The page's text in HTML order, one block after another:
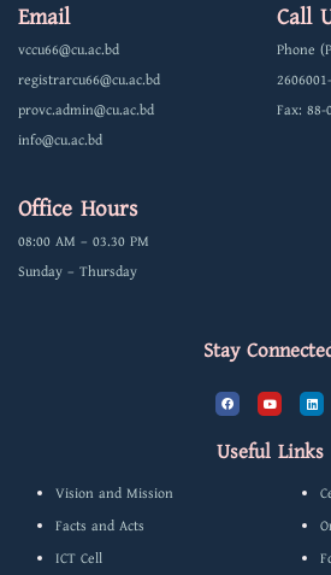
Email
vccu66@cu.ac.bd
registrarcu66@cu.ac.bd
provc.admin@cu.ac.bd
info@cu.ac.bd
Call
Phone
Fax: 88-
Office Hours
08:00 AM – 03.30 PM
Sunday – Thursday
Stay
F
a
c
b
o
Y
o
u
u
b
L
i
n
d
Useful Links
Vision and Mission
Facts and Acts
ICT Cell